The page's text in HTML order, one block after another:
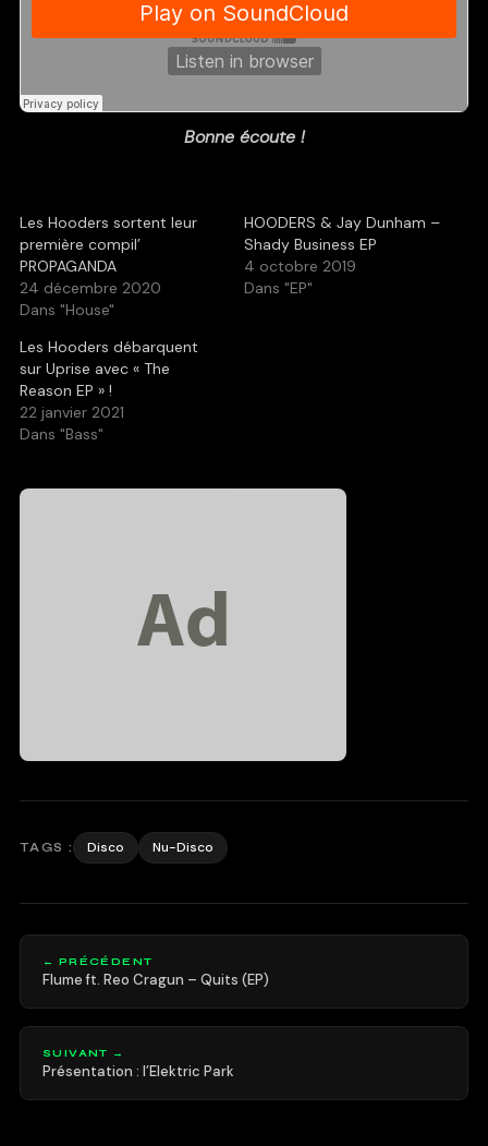
Bonne écoute !
Les Hooders sortent leur
première compil’
PROPAGANDA
24 décembre 2020
Dans "House"
HOODERS & Jay Dunham –
Shady Business EP
4 octobre 2019
Dans "EP"
Les Hooders débarquent
sur Uprise avec « The
Reason EP » !
22 janvier 2021
Dans "Bass"
TAGS : Disco Nu-Disco
← PRÉCÉDENT
Flume ft. Reo Cragun – Quits (EP)
SUIVANT →
Présentation : l’Elektric Park